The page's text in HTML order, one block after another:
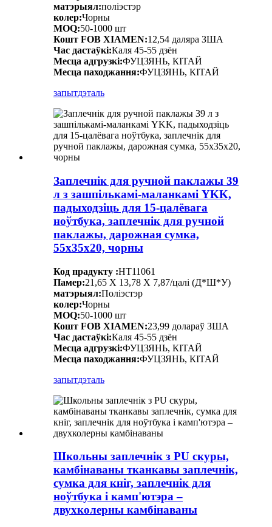
матэрыял:поліэстэр
колер:Чорны
MOQ:50-1000 шт
Кошт FOB XIAMEN:12,54 даляра ЗША
Час дастаўкі:Каля 45-55 дзён
Месца адгрузкі:ФУЦЗЯНЬ, КІТАЙ
Месца паходжання:ФУЦЗЯНЬ, КІТАЙ
запытдэталь
Заплечнік для ручной паклажы 39
л з зашпількамі-маланкамі YKK,
падыходзіць для 15-цалёвага
ноўтбука, заплечнік для ручной
паклажы, дарожная сумка,
55x35x20, чорны
Код прадукту :HT11061
Памер:21,65 X 13,78 X 7,87/цалі (Д*Ш*У)
матэрыял:Поліэстэр
колер:Чорны
MOQ:50-1000 шт
Кошт FOB XIAMEN:23,99 долараў ЗША
Час дастаўкі:Каля 45-55 дзён
Месца адгрузкі:ФУЦЗЯНЬ, КІТАЙ
Месца паходжання:ФУЦЗЯНЬ, КІТАЙ
запытдэталь
Школьны заплечнік з PU скуры,
камбінаваны тканкавы заплечнік,
сумка для кніг, заплечнік для
ноўтбука і камп'ютэра –
двухколерны камбінаваны